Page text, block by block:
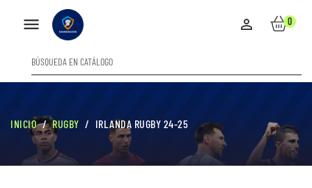
 0

INICIO RUGBY IRLANDA RUGBY 24-25